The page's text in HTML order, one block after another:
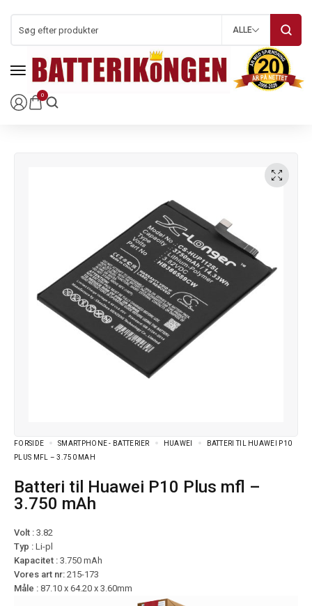
0
ALLE
FORSIDE SMARTPHONE - BATTERIER HUAWEI
BATTERI TIL HUAWEI P10
PLUS MFL – 3.750 MAH
Batteri til Huawei P10 Plus mfl –
3.750 mAh
Volt : 3.82
Typ : Li-pl
Kapacitet : 3.750 mAh
Vores art nr: 215-173
Måle : 87.10 x 64.20 x 3.60mm